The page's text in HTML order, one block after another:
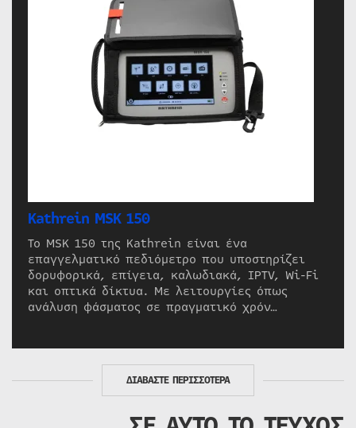
Kathrein MSK 150
Το MSK 150 της Kathrein είναι ένα
επαγγελματικό πεδιόμετρο που υποστηρίζει
δορυφορικά, επίγεια, καλωδιακά, IPTV, Wi-Fi
και οπτικά δίκτυα. Με λειτουργίες όπως
ανάλυση φάσματος σε πραγματικό χρόν…
ΔΙΑΒΑΣΤΕ ΠΕΡΙΣΣΟΤΕΡΑ